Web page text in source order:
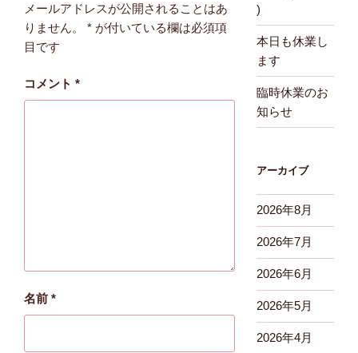
メールアドレスが公開されることはあ
りません。
* が付いている欄は必須項
目です
コメント *
名前 *
)
本日も休業し
ます
臨時休業のお
知らせ
アーカイブ
2026年8月
2026年7月
2026年6月
2026年5月
2026年4月